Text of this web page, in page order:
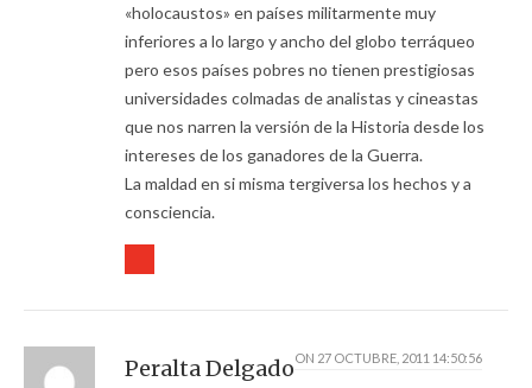
«holocaustos» en países militarmente muy
inferiores a lo largo y ancho del globo terráqueo
pero esos países pobres no tienen prestigiosas
universidades colmadas de analistas y cineastas
que nos narren la versión de la Historia desde los
intereses de los ganadores de la Guerra.
La maldad en si misma tergiversa los hechos y a
consciencia.
Peralta DelgadoON 27 OCTUBRE, 2011 14:50:56